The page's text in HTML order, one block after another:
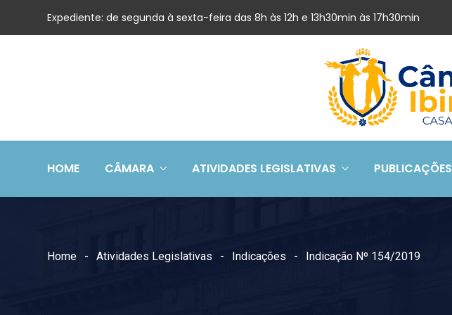
Expediente: de segunda à sexta-feira das 8h às 12h e 13h30min às 17h30min
HOME CÂMARA ATIVIDADES LEGISLATIVAS PUBLICAÇÕES
Home Atividades Legislativas Indicações Indicação Nº 154/2019